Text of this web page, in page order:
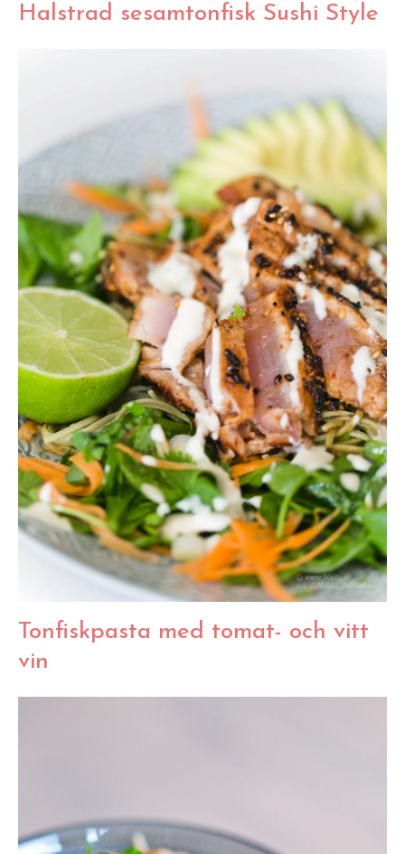
Halstrad sesamtonfisk Sushi Style
Tonfiskpasta med tomat- och vitt
vin